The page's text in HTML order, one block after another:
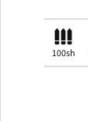
100sh